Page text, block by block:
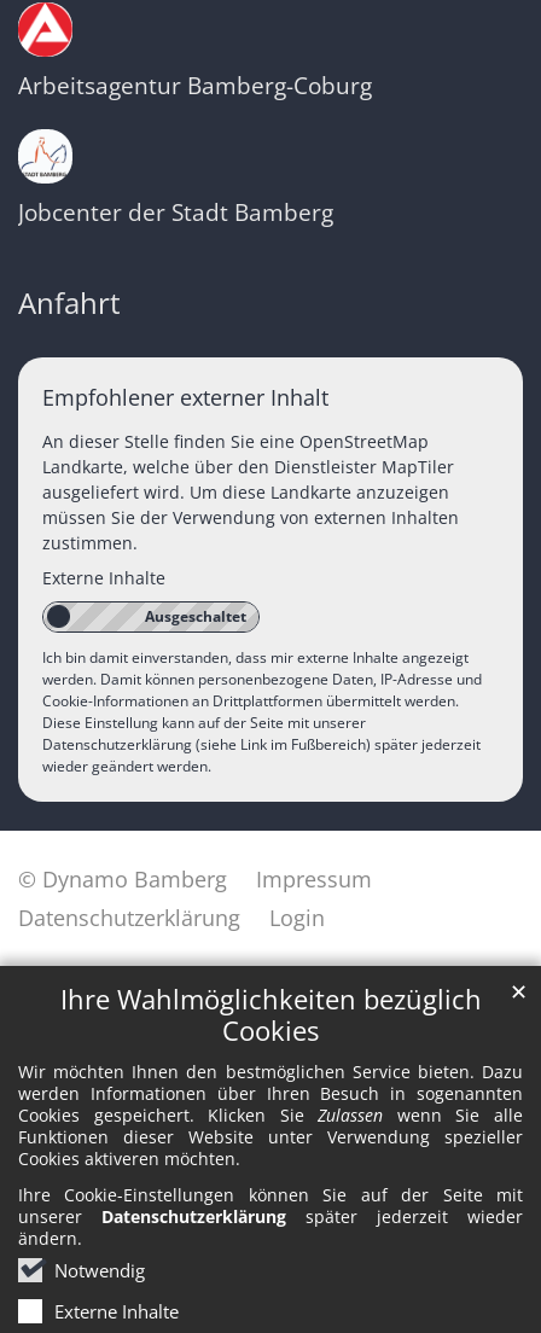
Ihre Wahlmöglichkeiten bezüglich
Cookies
Wir möchten Ihnen den bestmöglichen Service bieten. Dazu
werden Informationen über Ihren Besuch in sogenannten
Cookies gespeichert. Klicken SieZulassen wenn Sie alle
Funktionen dieser Website unter Verwendung spezieller
Cookies aktiveren möchten.
Ihre Cookie-Einstellungen können Sie auf der Seite mit
unserer Datenschutzerklärung später jederzeit wieder
ändern.
Notwendig
Externe Inhalte
✕
Arbeitsagentur Bamberg-Coburg
Jobcenter der Stadt Bamberg
Anfahrt
Empfohlener externer Inhalt
An dieser Stelle finden Sie eine OpenStreetMap
Landkarte, welche über den Dienstleister MapTiler
ausgeliefert wird. Um diese Landkarte anzuzeigen
müssen Sie der Verwendung von externen Inhalten
zustimmen.
Externe Inhalte
Ich bin damit einverstanden, dass mir externe Inhalte angezeigt
werden. Damit können personenbezogene Daten, IP-Adresse und
Cookie-Informationen an Drittplattformen übermittelt werden.
Diese Einstellung kann auf der Seite mit unserer
Datenschutzerklärung (siehe Link im Fußbereich) später jederzeit
wieder geändert werden.
© Dynamo Bamberg
Impressum
Datenschutzerklärung
Login